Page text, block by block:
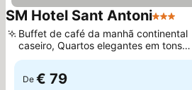
SM Hotel Sant Antoni3
Buffet de café da manhã continental
caseiro, Quartos elegantes em tons
monocromáticos
De € 79